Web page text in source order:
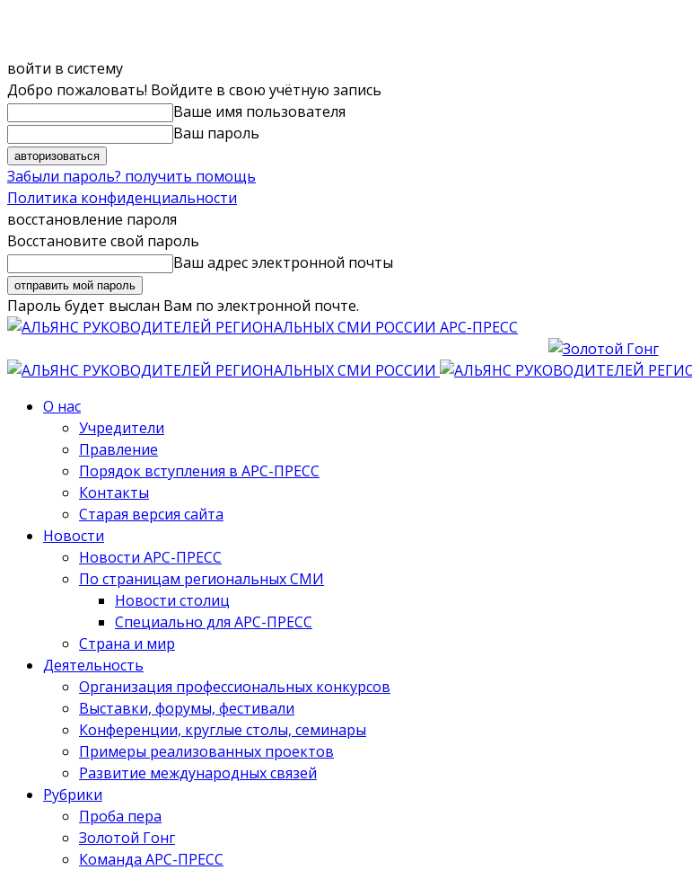
войти в систему
Добро пожаловать! Войдите в свою учётную запись
Ваше имя пользователя
Ваш пароль
Забыли пароль? получить помощь
Политика конфиденциальности
восстановление пароля
Восстановите свой пароль
Ваш адрес электронной почты
Пароль будет выслан Вам по электронной почте.
АРС-ПРЕСС
О нас
Учредители
Правление
Порядок вступления в АРС-ПРЕСС
Контакты
Старая версия сайта
Новости
Новости АРС-ПРЕСС
По страницам региональных СМИ
Новости столиц
Специально для АРС-ПРЕСС
Страна и мир
Деятельность
Организация профессиональных конкурсов
Выставки, форумы, фестивали
Конференции, круглые столы, семинары
Примеры реализованных проектов
Развитие международных связей
Рубрики
Проба пера
Золотой Гонг
Команда АРС-ПРЕСС